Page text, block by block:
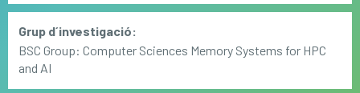
Grup d´investigació:
BSC Group: Computer Sciences Memory Systems for HPC
and AI